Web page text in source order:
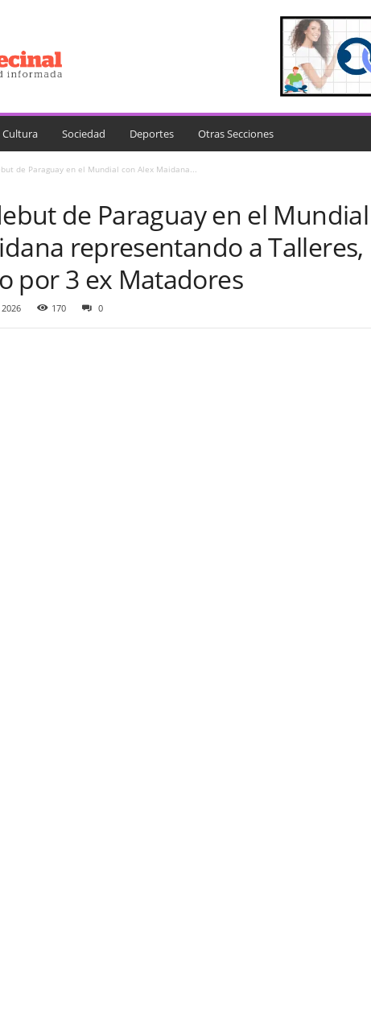
Cultura Sociedad Deportes Otras Secciones
de Paraguay en el Mundial con Alex Maidana...
de Paraguay en el Mundial
representando a Talleres,
por 3 ex Matadores
170 0